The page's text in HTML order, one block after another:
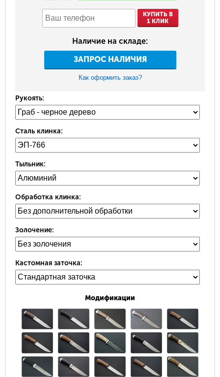
КУПИТЬ В
1 КЛИК
Наличие на складе:
ЗАПРОС НАЛИЧИЯ
Как оформить заказ?
Рукоять:
Сталь клинка:
Тыльник:
Обработка клинка:
Золочение:
Кастомная заточка:
Модификации